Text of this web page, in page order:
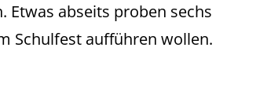
Etwas abseits proben sechs
Schulfest aufführen wollen.